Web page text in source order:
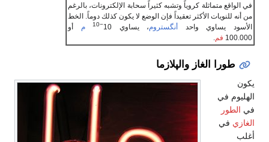
في الواقع متماثلة كروياً وتشبه كثيراً سحابة الإلكترونات، بالرغم
من أنه للنويات الأكثر تعقيداً فإن الوضع لا يكون كذلك دوماً. الخط
الأسود يساوي واحد أنگستروم، يساوي 10 −10 م
أو
100.000 فم
طورا الغاز والپلازما
يكون
الهليوم في
في الطور
الغازي في
أغلب